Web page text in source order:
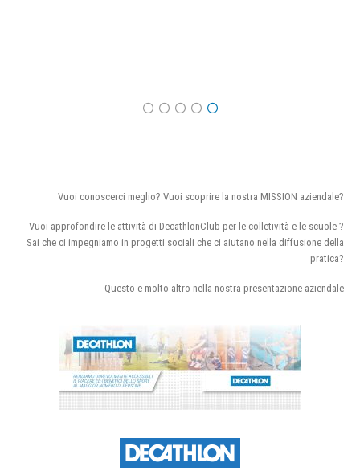
Vuoi conoscerci meglio? Vuoi scoprire la nostra MISSION aziendale?
Vuoi approfondire le attività di DecathlonClub per le colletività e le scuole ?
Sai che ci impegniamo in progetti sociali che ci aiutano nella diffusione della
pratica?
Questo e molto altro nella nostra presentazione aziendale